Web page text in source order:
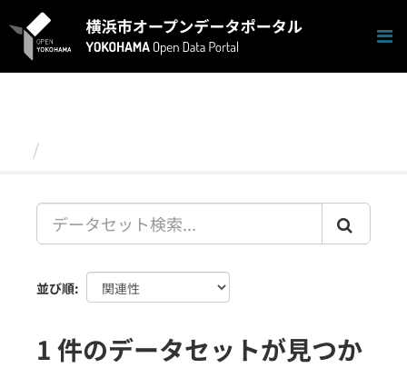
キ
並び順
1 件のデータセットが見つか